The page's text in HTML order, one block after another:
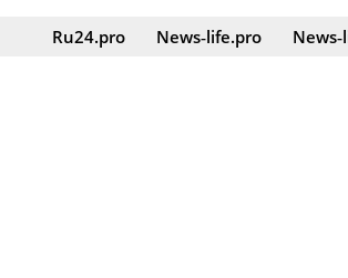
Ru24.pro News‑life.pro